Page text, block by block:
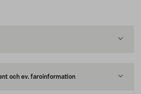
och ev. faroinformation